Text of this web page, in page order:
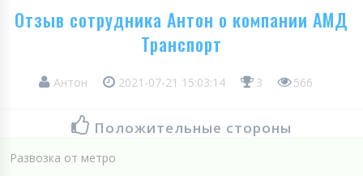
Отзыв сотрудника Антон о компании АМД
Транспорт
Антон 2021-07-21 15:03:14 3 566
Положительные стороны
Развозка от метро